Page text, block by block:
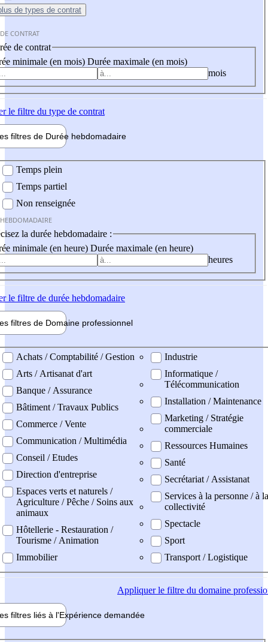
de types de contrat
CONTRAT
de contrat
minimale (en mois) Durée maximale (en mois)
mois
le filtre du type de contrat
filtres de Durée hebdomadaire
Temps plein
Temps partiel
Non renseignée
la durée hebdomadaire :
minimale (en heure) Durée maximale (en heure)
heures
le filtre de durée hebdomadaire
filtres de Domaine professionnel
professionel
Achats / Comptabilité / Gestion
Arts / Artisanat d'art
Banque / Assurance
Bâtiment / Travaux Publics
Commerce / Vente
Communication / Multimédia
Conseil / Etudes
Direction d'entreprise
Espaces verts et naturels /
Agriculture / Pêche / Soins aux
animaux
Hôtellerie - Restauration /
Tourisme / Animation
Immobilier
Industrie
Informatique /
Télécommunication
Installation / Maintenance
Marketing / Stratégie
commerciale
Ressources Humaines
Santé
Secrétariat / Assistanat
Services à la personne / à la
collectivité
Spectacle
Sport
Transport / Logistique
Appliquerle filtre du domaine
filtres liés à l'Expérience demandée